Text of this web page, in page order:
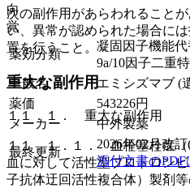
次の副作用があらわれること
い、異常が認められた場合に
置を行うこと。
重大な副作用
１１．１． 重大な副作用
１１．１．１． 血栓塞栓症
血に対して活性型プロトロン
子抗体迂回活性複合体）製剤
向
覚
薬効分類
凝固因子機能
9a/10因子二重
一般名
エミシズマブ (
薬価
543226円
メーカー
中外製薬
最終更新
2026年02月改
添付文書のPDF